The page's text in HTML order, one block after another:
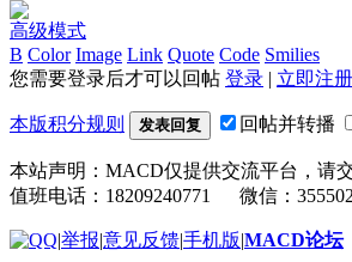
高级模式
B Color Image Link Quote Code Smilies
您需要登录后才可以回帖 登录 | 立即注册
本版积分规则 发表回复 回帖并转播
本站声明：MACD仅提供交流平台，请
值班电话：18209240771 微信：
|举报|意见反馈|手机版|MACD论坛